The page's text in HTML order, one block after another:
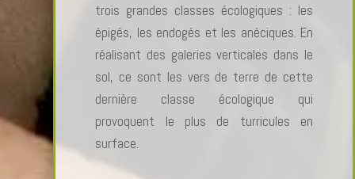
trois grandes classes écologiques : les
épigés, les endogés et les anéciques. En
réalisant des galeries verticales dans le
sol, ce sont les vers de terre de cette
dernière classe écologique qui
provoquent le plus de turricules en
surface.